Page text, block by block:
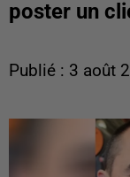
poster un
Publié : 3 août